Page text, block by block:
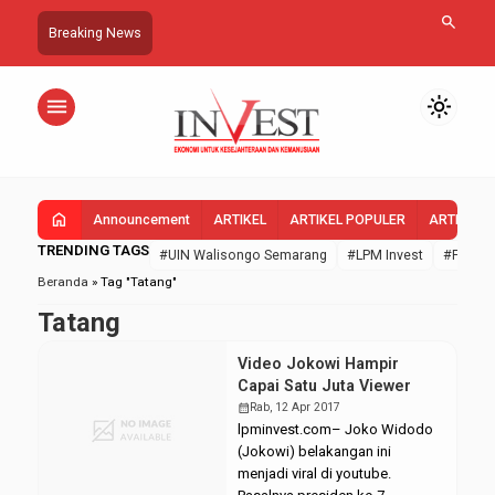
Breaking News search
menu light_mode
home Announcement ARTIKEL ARTIKEL POPULER ARTIKEL
TRENDING TAGS #UIN Walisongo Semarang #LPM Invest
#FEBI
Beranda » Tag "Tatang"
Tatang
Video Jokowi Hampir
Capai Satu Juta Viewer
calendar_monthRab, 12 Apr 2017
lpminvest.com– Joko Widodo
(Jokowi) belakangan ini
menjadi viral di youtube.